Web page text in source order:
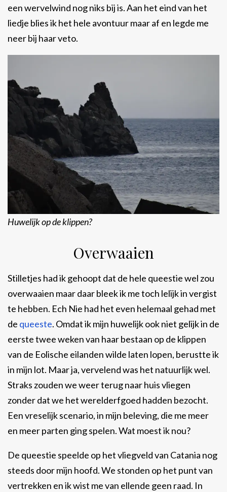
een wervelwind nog niks bij is. Aan het eind van het
liedje blies ik het hele avontuur maar af en legde me
neer bij haar veto.
Huwelijk op de klippen?
Overwaaien
Stilletjes had ik gehoopt dat de hele queestie wel zou
overwaaien maar daar bleek ik me toch lelijk in vergist
te hebben. Ech Nie had het even helemaal gehad met
de queeste. Omdat ik mijn huwelijk ook niet gelijk in de
eerste twee weken van haar bestaan op de klippen
van de Eolische eilanden wilde laten lopen, berustte ik
in mijn lot. Maar ja, vervelend was het natuurlijk wel.
Straks zouden we weer terug naar huis vliegen
zonder dat we het werelderfgoed hadden bezocht.
Een vreselijk scenario, in mijn beleving, die me meer
en meer parten ging spelen. Wat moest ik nou?
De queestie speelde op het vliegveld van Catania nog
steeds door mijn hoofd. We stonden op het punt van
vertrekken en ik wist me van ellende geen raad. In